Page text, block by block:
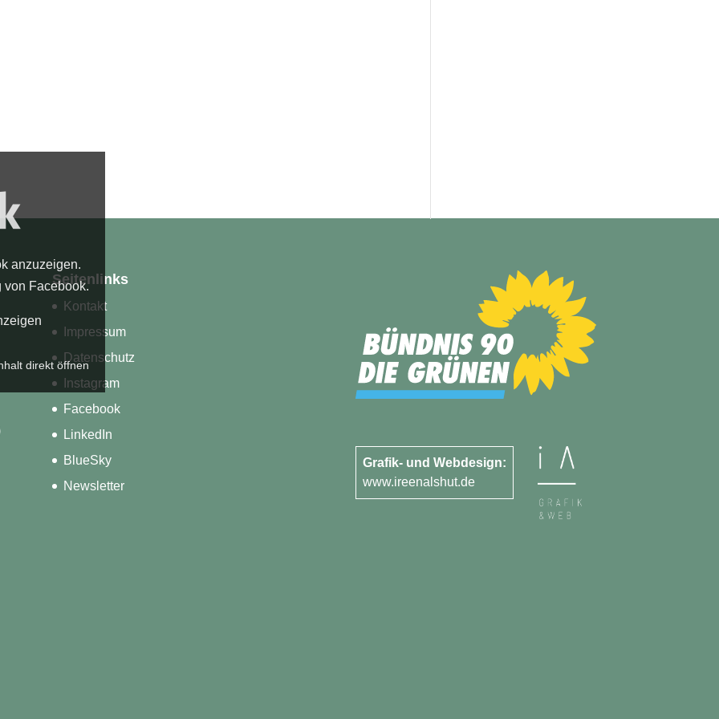
anzuzeigen.
von Facebook.
direkt öffnen
Seitenlinks
Kontakt
Impressum
Datenschutz
Instagram
Facebook
LinkedIn
BlueSky
Newsletter
Grafik- und Webdesign:
www.ireenalshut.de